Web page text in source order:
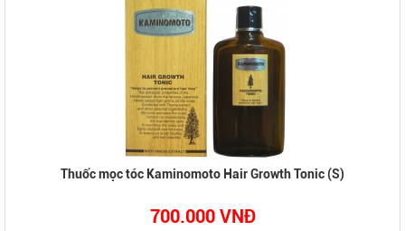
Thuốc mọc tóc Kaminomoto Hair Growth Tonic (S)
700.000 VNĐ